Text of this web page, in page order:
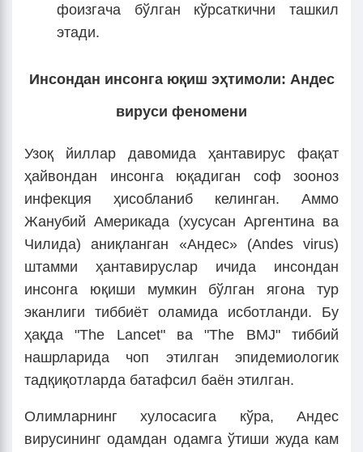
фоизгача бўлган кўрсаткични ташкил
этади.
Инсондан инсонга юқиш эҳтимоли: Андес
вируси феномени
Узоқ йиллар давомида ҳантавирус фақат
ҳайвондан инсонга юқадиган соф зооноз
инфекция ҳисобланиб келинган. Аммо
Жанубий Америкада (хусусан Аргентина ва
Чилида) аниқланган «Андес» (Andes virus)
штамми ҳантавируслар ичида инсондан
инсонга юқиши мумкин бўлган ягона тур
эканлиги тиббиёт оламида исботланди. Бу
ҳақда "The Lancet" ва "The BMJ" тиббий
нашрларида чоп этилган эпидемиологик
тадқиқотларда батафсил баён этилган.
Олимларнинг хулосасига кўра, Андес
вирусининг одамдан одамга ўтиши жуда кам